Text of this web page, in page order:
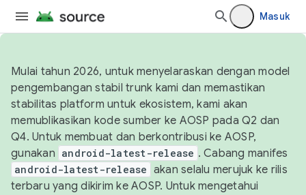
Masuk
Mulai tahun 2026, untuk menyelaraskan dengan model
pengembangan stabil trunk kami dan memastikan
stabilitas platform untuk ekosistem, kami akan
memublikasikan kode sumber ke AOSP pada Q2 dan
Q4. Untuk membuat dan berkontribusi ke AOSP,
gunakan android-latest-release . Cabang manifes
android-latest-release akan selalu merujuk ke rilis
terbaru yang dikirim ke AOSP. Untuk mengetahui